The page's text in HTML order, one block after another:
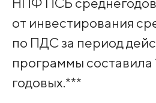
от инвестирования
по ПДС за период
программы составила
годовых.***